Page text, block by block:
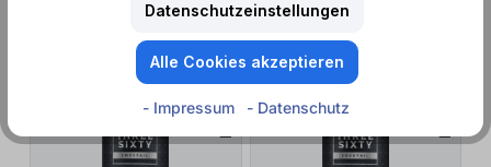
Zum Produkt Zum Produkt
EINWEG
Datenschutzeinstellungen
Alle Cookies akzeptieren
- Impressum - Datenschutz